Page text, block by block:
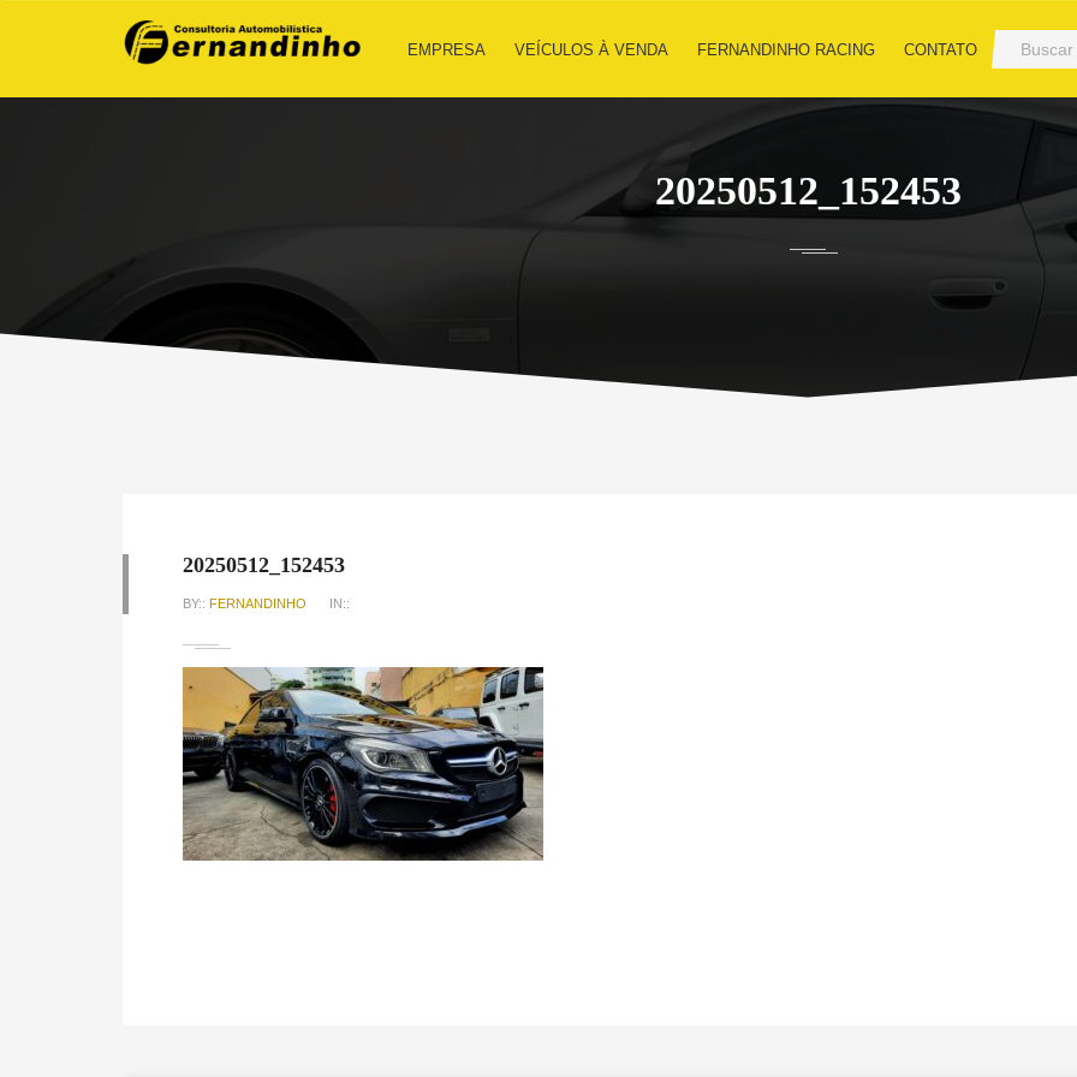
EMPRESA VEÍCULOS À VENDA FERNANDINHO RACING CONTATO
20250512_152453
20250512_152453
BY:: FERNANDINHO IN::